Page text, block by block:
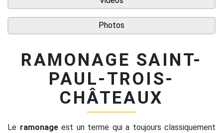
Photos
RAMONAGE SAINT-
PAUL-TROIS-
CHÂTEAUX
Le ramonageest un terme qui a toujours classiquement